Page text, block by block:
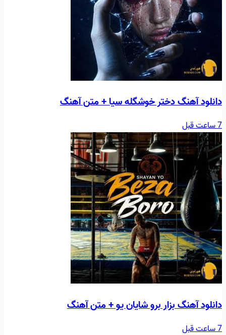
دانلود آهنگ دختر خوشگله سیا + متن آهنگ
7 ساعت قبل
دانلود آهنگ بزار برو شایان یو + متن آهنگ
7 ساعت قبل